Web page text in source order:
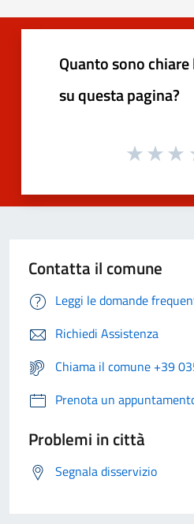
Quanto sono
su questa pagina?
Contatta il comune
Leggi le domande
Richiedi Assistenza
Chiama il comune +39
Prenota un
Problemi in città
Segnala disservizio